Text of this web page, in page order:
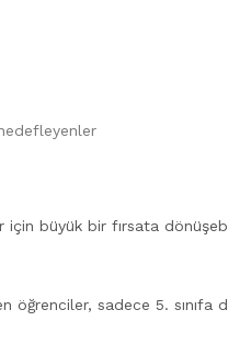
için büyük bir fırsata
sadece 5. sınıfa